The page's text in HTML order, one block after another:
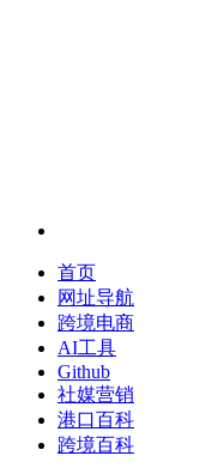
首页
网址导航
跨境电商
AI工具
Github
社媒营销
港口百科
跨境百科